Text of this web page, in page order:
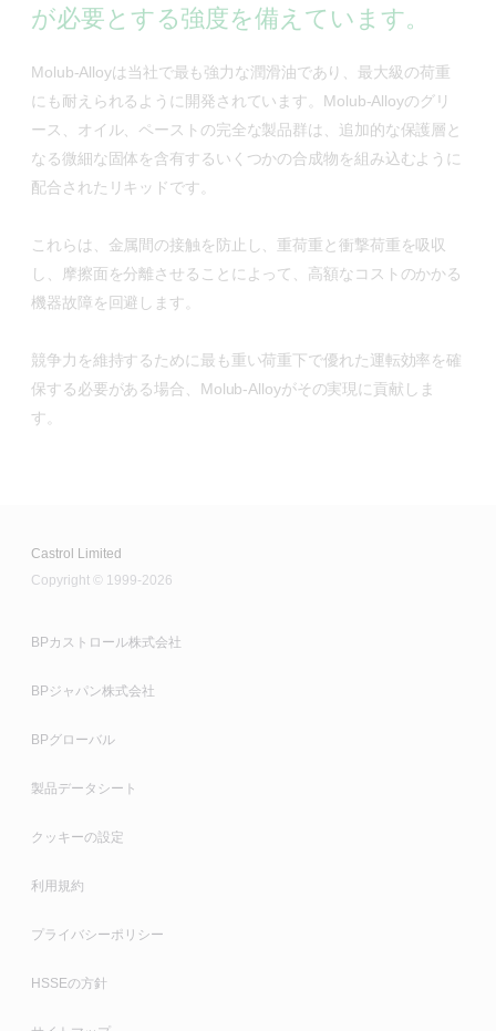
が必要とする強度を備えています。
Molub-Alloyは当社で最も強力な潤滑油であり、最大級の荷重
にも耐えられるように開発されています。Molub-Alloyのグリ
ース、オイル、ペーストの完全な製品群は、追加的な保護層と
なる微細な固体を含有するいくつかの合成物を組み込むように
配合されたリキッドです。
これらは、金属間の接触を防止し、重荷重と衝撃荷重を吸収
し、摩擦面を分離させることによって、高額なコストのかかる
機器故障を回避します。
競争力を維持するために最も重い荷重下で優れた運転効率を確
保する必要がある場合、Molub-Alloyがその実現に貢献しま
す。
Castrol Limited
Copyright © 1999-2026
BPカストロール株式会社
BPジャパン株式会社
BPグローバル
製品データシート
クッキーの設定
利用規約
プライバシーポリシー
HSSEの方針